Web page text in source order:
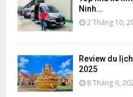
Ninh...
2 Tháng 10,
Review du
2025
8 Tháng 6,